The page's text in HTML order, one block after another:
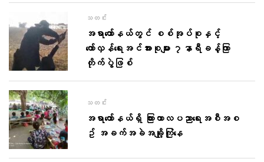
သတင်း
အရာတော်နယ်တွင် စစ်အုပ်စုနှင့်
တော်လှန်ရေးအင်အားစုများ ၇နာရီခန့်ကြာ
တိုက်ပွဲဖြစ်
သတင်း
အရာတော်နယ်ရှိ ကြားကာလပညာရေးအစီအစ
ဥ် အခက်အခဲအချို့ကြုံနေ